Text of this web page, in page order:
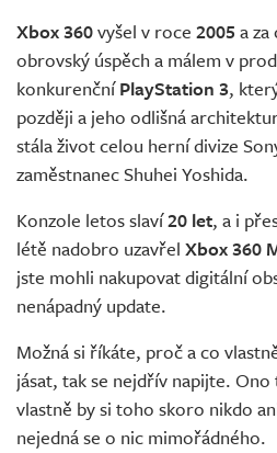
Živě
Xbox 360vyšel v roce 2005 a
obrovský úspěch a málem v
konkurenčníPlayStation 3,
později a jeho odlišná
stála život celou herní divize
zaměstnanec Shuhei Yoshida.
Konzole letos slaví20 let, a i
létě nadobro uzavřel Xbox 360
jste mohli nakupovat digitální
nenápadný update.
Možná si říkáte, proč a co
jásat, tak se nejdřív napijte.
vlastně by si toho skoro nikdo
nejedná se o nic mimořádného.